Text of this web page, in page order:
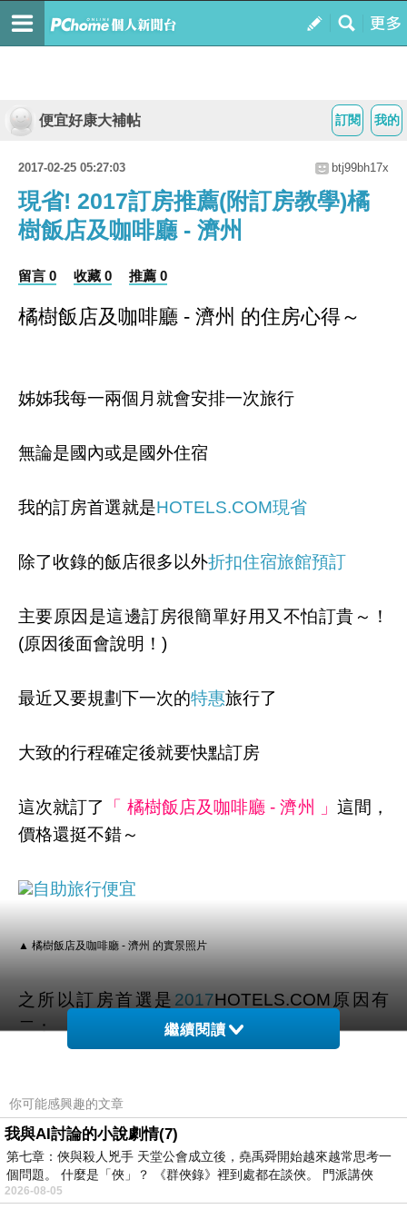
我的
訂閱
便宜好康大補帖
2017-02-25 05:27:03 btj99bh17x
現省! 2017訂房推薦(附訂房教學)橘
樹飯店及咖啡廳 - 濟州
留言 0 收藏 0 推薦 0
橘樹飯店及咖啡廳 - 濟州 的住房心得～
姊姊我每一兩個月就會安排一次旅行
無論是國內或是國外住宿
我的訂房首選就是HOTELS.COM現省
除了收錄的飯店很多以外折扣住宿旅館預訂
主要原因是這邊訂房很簡單好用又不怕訂貴～！
(原因後面會說明！)
最近又要規劃下一次的特惠旅行了
大致的行程確定後就要快點訂房
這次就訂了 「 橘樹飯店及咖啡廳 - 濟州 」 這間，
價格還挺不錯～
自助旅行便宜
▲ 橘樹飯店及咖啡廳 - 濟州 的實景照片
之所以訂房首選是 2017HOTELS.COM 原因有
二：
這個算是hotels的常駐活動！累積10晚 即可獲得
免費住宿1晚！(無使用優惠碼即可累積)
繼續閱讀
你可能感興趣的文章
我與AI討論的小說劇情(7)
第七章：俠與殺人兇手 天堂公會成立後，堯禹舜開始越來越常思考一
個問題。 什麼是「俠」？ 《群俠錄》裡到處都在談俠。 門派講俠
2026-08-05